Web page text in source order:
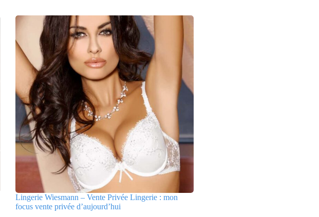
Lingerie Wiesmann – Vente Privée Lingerie : mon
focus vente privée d’aujourd’hui